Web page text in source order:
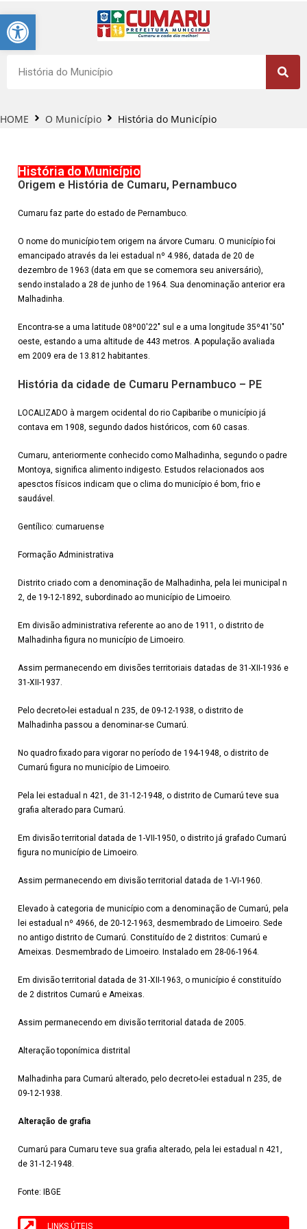
Barra de Ferramentas Aberta
HOME O Município História do Município
História do Município
Origem e História de Cumaru, Pernambuco
Cumaru faz parte do estado de Pernambuco.
O nome do município tem origem na árvore Cumaru. O município foi
emancipado através da lei estadual nº 4.986, datada de 20 de
dezembro de 1963 (data em que se comemora seu aniversário),
sendo instalado a 28 de junho de 1964. Sua denominação anterior era
Malhadinha.
Encontra-se a uma latitude 08º00′22″ sul e a uma longitude 35º41′50″
oeste, estando a uma altitude de 443 metros. A população avaliada
em 2009 era de 13.812 habitantes.
História da cidade de Cumaru Pernambuco – PE
LOCALIZADO à margem ocidental do rio Capibaribe o município já
contava em 1908, segundo dados históricos, com 60 casas.
Cumaru, anteriormente conhecido como Malhadinha, segundo o padre
Montoya, significa alimento indigesto. Estudos relacionados aos
apesctos físicos indicam que o clima do município é bom, frio e
saudável.
Gentílico: cumaruense
Formação Administrativa
Distrito criado com a denominação de Malhadinha, pela lei municipal n
2, de 19-12-1892, subordinado ao município de Limoeiro.
Em divisão administrativa referente ao ano de 1911, o distrito de
Malhadinha figura no município de Limoeiro.
Assim permanecendo em divisões territoriais datadas de 31-XII-1936 e
31-XII-1937.
Pelo decreto-lei estadual n 235, de 09-12-1938, o distrito de
Malhadinha passou a denominar-se Cumarú.
No quadro fixado para vigorar no período de 194-1948, o distrito de
Cumarú figura no município de Limoeiro.
Pela lei estadual n 421, de 31-12-1948, o distrito de Cumarú teve sua
grafia alterado para Cumarú.
Em divisão territorial datada de 1-VII-1950, o distrito já grafado Cumarú
figura no município de Limoeiro.
Assim permanecendo em divisão territorial datada de 1-VI-1960.
Elevado à categoria de município com a denominação de Cumarú, pela
lei estadual nº 4966, de 20-12-1963, desmembrado de Limoeiro. Sede
no antigo distrito de Cumarú. Constituído de 2 distritos: Cumarú e
Ameixas. Desmembrado de Limoeiro. Instalado em 28-06-1964.
Em divisão territorial datada de 31-XII-1963, o município é constituído
de 2 distritos Cumarú e Ameixas.
Assim permanecendo em divisão territorial datada de 2005.
Alteração toponímica distrital
Malhadinha para Cumarú alterado, pelo decreto-lei estadual n 235, de
09-12-1938.
Alteração de grafia
Cumarú para Cumaru teve sua grafia alterado, pela lei estadual n 421,
de 31-12-1948.
Fonte: IBGE
LINKS ÚTEIS